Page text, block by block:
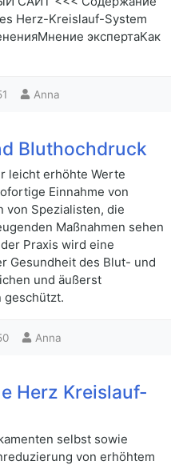
Herz-Kreislauf-System
экспертаКак
Anna
Bluthochdruck
leicht erhöhte Werte
Einnahme von
von Spezialisten, die
Maßnahmen sehen
Praxis wird eine
Gesundheit des Blut- und
und äußerst
geschützt.
Anna
Herz Kreislauf-
selbst sowie
von erhöhtem